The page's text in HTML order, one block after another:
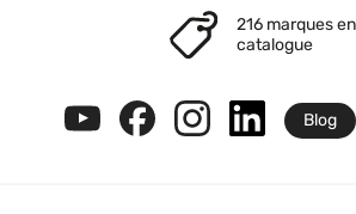
216 marques en
catalogue
Blog